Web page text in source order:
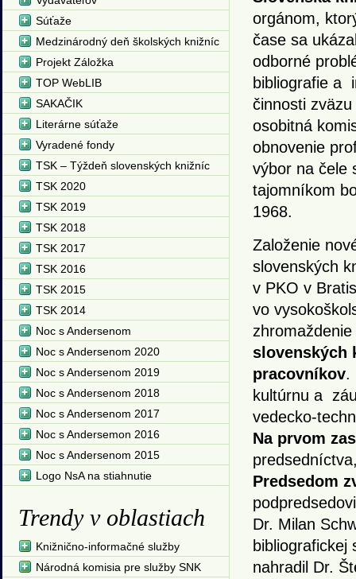
orgánom,
čase sa
odborné
bibliografie a
činnosti
osobitná
obnovenie
výbor na čele
tajomníkom
1968.
Založenie
slovenských
v PKO v
vo
slovenských
pracovníkov.
kultúrnu a
vedecko-
Na prvom
Predsedom
Dr. Milan
bibliografickej
nahradil Dr.
Súťaže
Medzinárodný deň školských knižníc
Projekt Záložka
TOP WebLIB
SAKAČIK
Literárne súťaže
Vyradené fondy
TSK – Týždeň slovenských knižníc
TSK 2020
TSK 2019
TSK 2018
TSK 2017
TSK 2016
TSK 2015
TSK 2014
Noc s Andersenom
Noc s Andersenom 2020
Noc s Andersenom 2019
Noc s Andersenom 2018
Noc s Andersenom 2017
Noc s Andersemon 2016
Noc s Andersenom 2015
Logo NsA na stiahnutie
Trendy v oblastiach
Knižnično-informačné služby
Národná komisia pre služby SNK